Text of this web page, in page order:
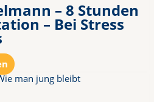
– 8 Stunden
– Bei Stress